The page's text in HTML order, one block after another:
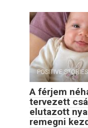
POSITIVE STORIES
A férjem
tervezett
elutazott
remegni